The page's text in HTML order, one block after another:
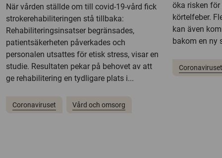
När vården ställde om till covid-19-vård fick
strokerehabiliteringen stå tillbaka:
Rehabiliteringsinsatser begränsades,
patientsäkerheten påverkades och
personalen utsattes för etisk stress, visar en
studie. Resultaten pekar på behovet av att
ge rehabilitering en tydligare plats i...
Coronaviruset Vård och omsorg
öka risken
körtelfeber.
kan även
bakom en ny
Coronaviruset